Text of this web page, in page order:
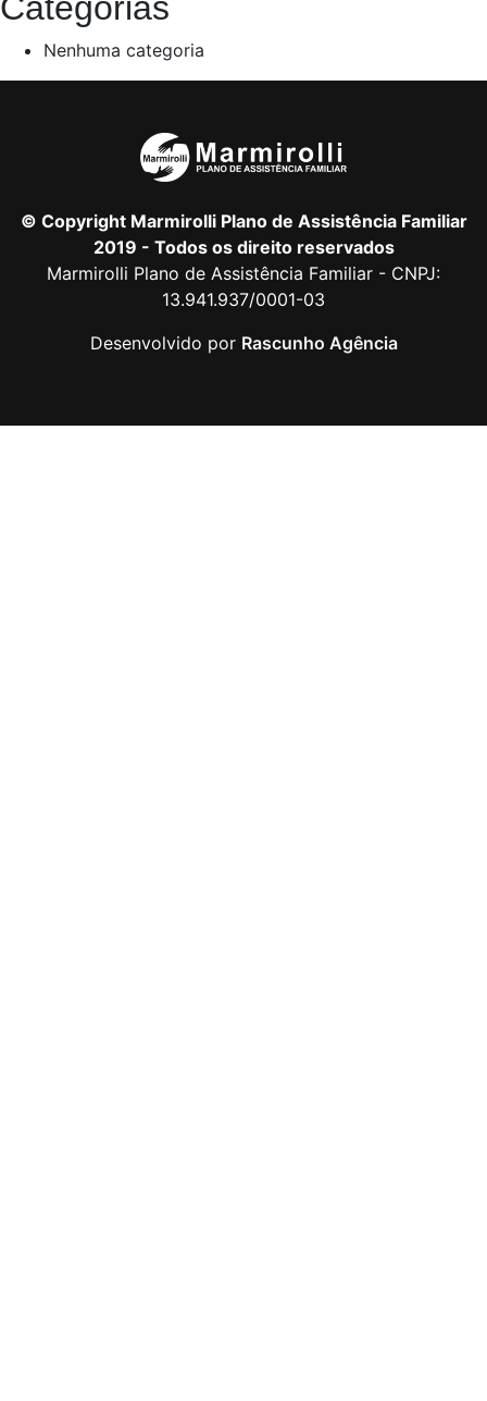
Nenhuma categoria
© Copyright Marmirolli Plano de Assistência Familiar
2019 - Todos os direito reservados
Marmirolli Plano de Assistência Familiar - CNPJ:
13.941.937/0001-03
Desenvolvido por Rascunho Agência